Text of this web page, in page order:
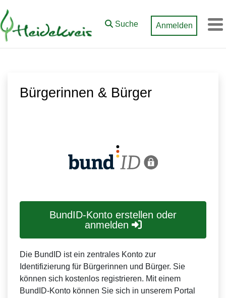
Zum Hauptinhalt springen
Suche Anmelden
Bürgerinnen & Bürger
BundID-Konto erstellen oder
anmelden
Die BundID ist ein zentrales Konto zur
Identifizierung für Bürgerinnen und Bürger. Sie
können sich kostenlos registrieren. Mit einem
BundID-Konto können Sie sich in unserem Portal